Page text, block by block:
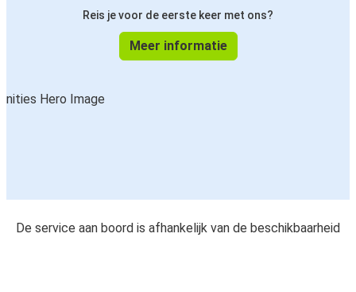
Reis je voor de eerste keer met ons?
Meer informatie
De service aan boord is afhankelijk van de beschikbaarheid